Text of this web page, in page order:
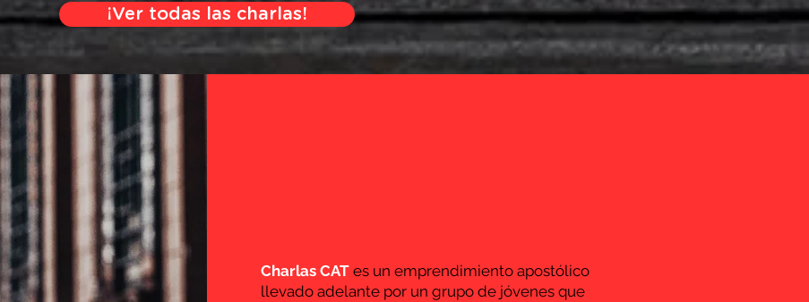
¡Ver todas las charlas!
Charlas CAT es un emprendimiento apostólico
llevado adelante por un grupo de jóvenes que